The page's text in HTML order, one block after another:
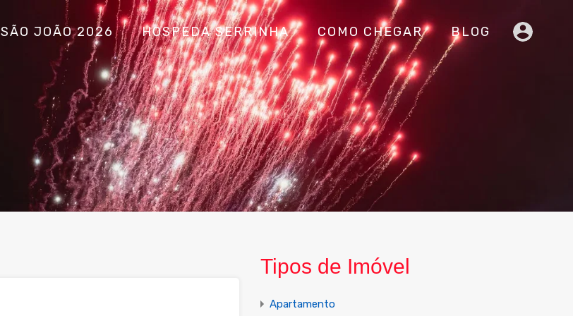
SÃO JOÃO 2026 HOSPEDA SERRINHA COMO CHEGAR BLOG
Tipos de Imóvel
Apartamento